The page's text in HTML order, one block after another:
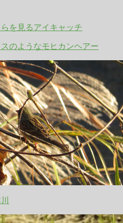
のようなモヒカンヘアー